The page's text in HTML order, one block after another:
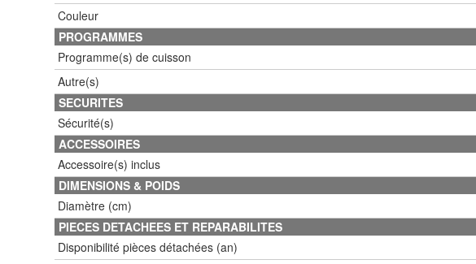
Couleur
PROGRAMMES
Programme(s) de cuisson
Autre(s)
SECURITES
Sécurité(s)
ACCESSOIRES
Accessoire(s) inclus
DIMENSIONS & POIDS
Diamètre (cm)
PIECES DETACHEES ET REPARABILITES
Disponibilité pièces détachées (an)